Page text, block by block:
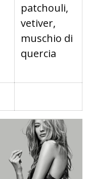
patchouli,
vetiver,
muschio di
quercia